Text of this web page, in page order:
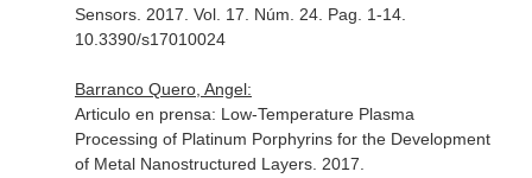
Sensors. 2017. Vol. 17. Núm. 24. Pag. 1-14.
10.3390/s17010024
Barranco Quero, Angel:
Articulo en prensa: Low-Temperature Plasma
Processing of Platinum Porphyrins for the Development
of Metal Nanostructured Layers. 2017.